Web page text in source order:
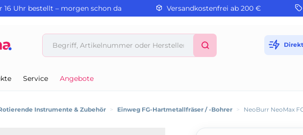
16 Uhr bestellt – morgen schon da Versandkostenfrei ab 200 €
Service Angebote
Instrumente & Zubehör > Einweg FG-Hartmetallfräser / -Bohrer > NeoBurr NeoMax